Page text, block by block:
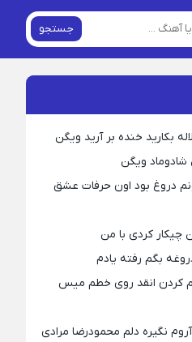
جستجو
بکارید خنده بر آرید ویگن
ویگن
دروغ بود اون حرفات عشق
چیکار کردی با من
بگم رفته یادم
کردن انقد روی خطم میس
نگیره دلم محمودرضا مرادی